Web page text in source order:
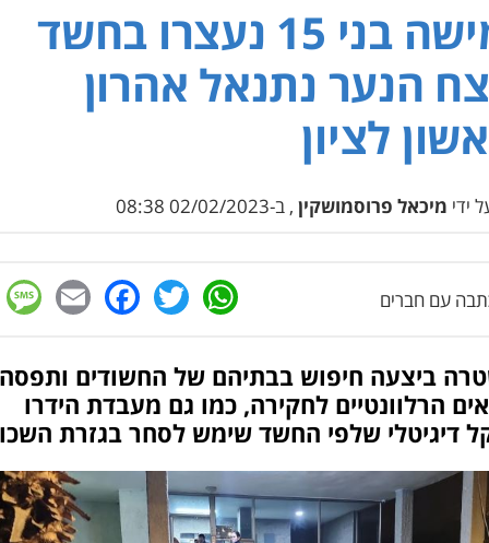
חמישה בני 15 נעצרו בחשד
הנער נתנאל אהרון
לציון
ידי מיכאל פרוסמושקין , ב-02/02/2023 08:38
עם חברים WhatsApp
Twitter
ביצעה חיפוש בבתיהם של החשודים ותפסה
הרלוונטיים לחקירה, כמו גם מעבדת הידרו
דיגיטלי שלפי החשד שימש לסחר בגזרת